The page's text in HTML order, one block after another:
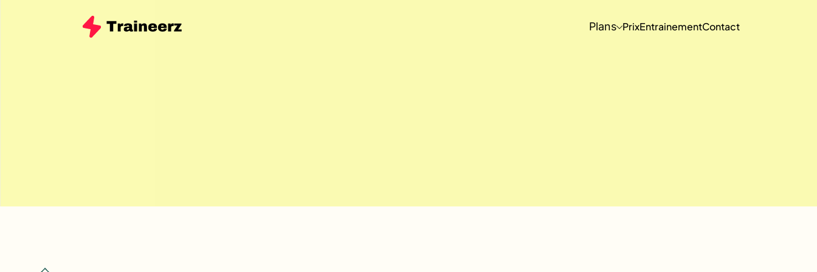
Plans PrixEntrainementContact